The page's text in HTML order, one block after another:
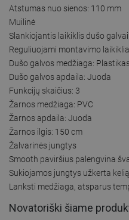
Atstumas nuo sienos: 110 mm
Muilinė
Slankiojantis laikiklis dušo galvai
Reguliuojami montavimo
Dušo galvos medžiaga:
Dušo galvos apdaila: Juoda
Funkcijų skaičius: 3
Žarnos medžiaga: PVC
Žarnos apdaila: Juoda
Žarnos ilgis: 150 cm
Žalvarinės jungtys
Smooth paviršius palengvina
Sukiojamos jungtys užkerta
Lanksti medžiaga, atsparus
Novatoriški šiame